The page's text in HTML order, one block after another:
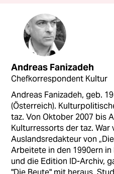
Andreas Fanizadeh
Chefkorrespondent Kultur
Andreas Fanizadeh, geb.
(Österreich).
taz. Von Oktober 2007 bis
Kulturressorts der taz. War
Auslandsredakteur von
Arbeitete in den 1990ern in
und die Edition ID-Archiv,